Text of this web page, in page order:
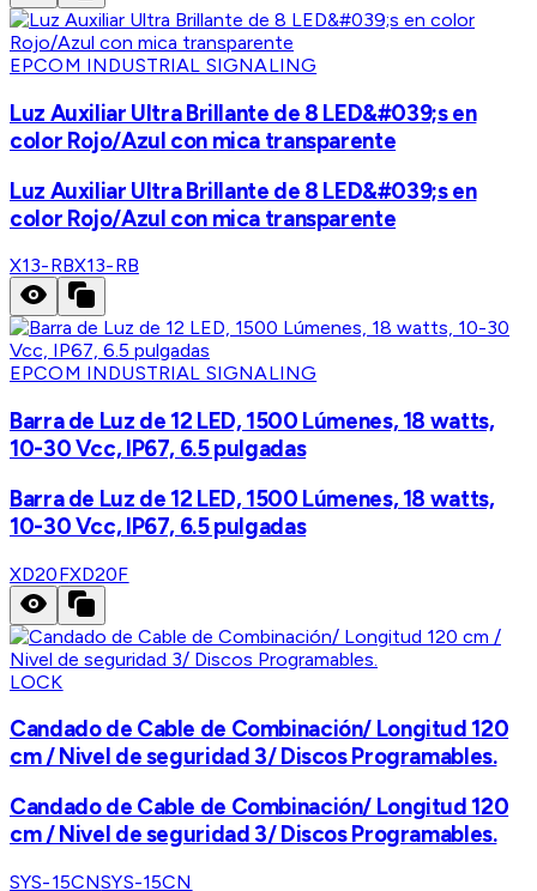
EPCOM INDUSTRIAL SIGNALING
Luz Auxiliar Ultra Brillante de 8 LED&#039;s en
color Rojo/Azul con mica transparente
Luz Auxiliar Ultra Brillante de 8 LED&#039;s en
color Rojo/Azul con mica transparente
X13-RBX13-RB
EPCOM INDUSTRIAL SIGNALING
Barra de Luz de 12 LED, 1500 Lúmenes, 18 watts,
10-30 Vcc, IP67, 6.5 pulgadas
Barra de Luz de 12 LED, 1500 Lúmenes, 18 watts,
10-30 Vcc, IP67, 6.5 pulgadas
XD20FXD20F
LOCK
Candado de Cable de Combinación/ Longitud 120
cm / Nivel de seguridad 3/ Discos Programables.
Candado de Cable de Combinación/ Longitud 120
cm / Nivel de seguridad 3/ Discos Programables.
SYS-15CNSYS-15CN